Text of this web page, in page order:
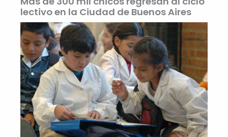
lectivo en la Ciudad de Buenos Aires